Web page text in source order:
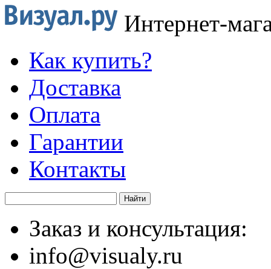
Интернет-
Как купить?
Доставка
Оплата
Гарантии
Контакты
Заказ и консультация:
info@visualy.ru